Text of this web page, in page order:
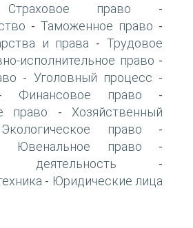
Страховое право -
- Таможенное право -
и права -Трудовое
исполнительное право -
- Уголовный процесс -
Финансовое право -
право - Хозяйственный
Экологическое право -
Ювенальное право -
деятельность -
- Юридические лица